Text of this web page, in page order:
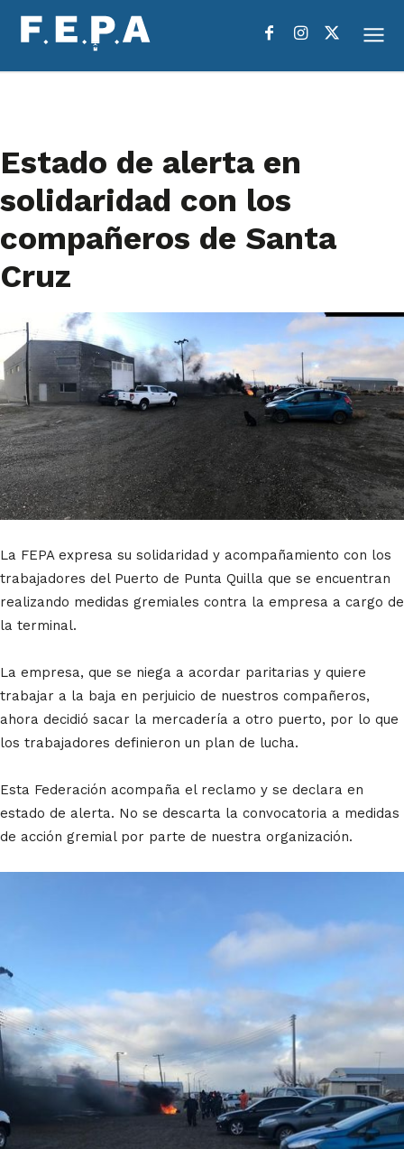
Estado de alerta en
solidaridad con los
compañeros de Santa
Cruz
La FEPA expresa su solidaridad y acompañamiento con los
trabajadores del Puerto de Punta Quilla que se encuentran
realizando medidas gremiales contra la empresa a cargo de
la terminal.
La empresa, que se niega a acordar paritarias y quiere
trabajar a la baja en perjuicio de nuestros compañeros,
ahora decidió sacar la mercadería a otro puerto, por lo que
los trabajadores definieron un plan de lucha.
Esta Federación acompaña el reclamo y se declara en
estado de alerta. No se descarta la convocatoria a medidas
de acción gremial por parte de nuestra organización.